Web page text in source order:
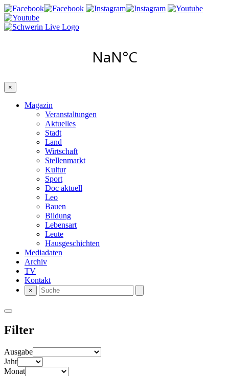
×
Magazin
Veranstaltungen
Aktuelles
Stadt
Land
Wirtschaft
Stellenmarkt
Kultur
Sport
Doc aktuell
Leo
Bauen
Bildung
Lebensart
Leute
Hausgeschichten
Mediadaten
Archiv
TV
Kontakt
×
Filter
Ausgabe
Jahr
Monat